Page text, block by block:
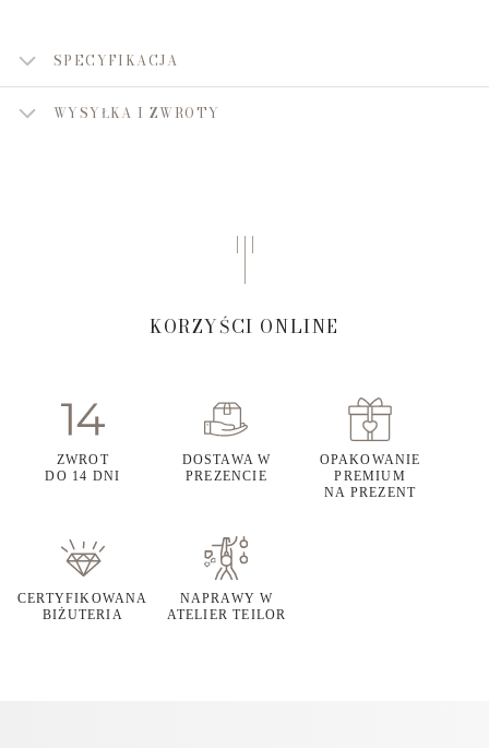
SPECYFIKACJA
WYSYŁKA I ZWROTY
KORZYŚCI ONLINE
ZWROT
DO 14 DNI
DOSTAWA W
PREZENCIE
OPAKOWANIE
PREMIUM
NA PREZENT
CERTYFIKOWANA
BIŻUTERIA
NAPRAWY W
ATELIER TEILOR